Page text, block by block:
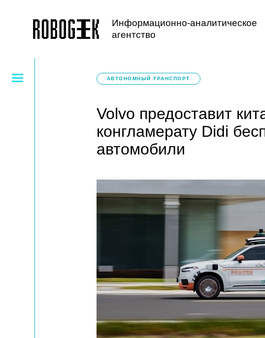
Информационно-аналитическое
агентство
АВТОНОМНЫЙ ТРАНСПОРТ
Volvo предоставит
конгламерату Didi
автомобили